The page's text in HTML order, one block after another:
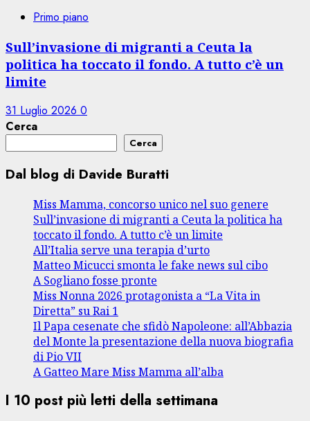
Primo piano
Sull’invasione di migranti a Ceuta la
politica ha toccato il fondo. A tutto c’è un
limite
31 Luglio 2026 0
Cerca
Cerca
Dal blog di Davide Buratti
Miss Mamma, concorso unico nel suo genere
Sull’invasione di migranti a Ceuta la politica ha
toccato il fondo. A tutto c’è un limite
All’Italia serve una terapia d’urto
Matteo Micucci smonta le fake news sul cibo
A Sogliano fosse pronte
Miss Nonna 2026 protagonista a “La Vita in
Diretta” su Rai 1
Il Papa cesenate che sfidò Napoleone: all’Abbazia
del Monte la presentazione della nuova biografia
di Pio VII
A Gatteo Mare Miss Mamma all’alba
I 10 post più letti della settimana